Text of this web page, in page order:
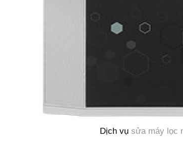
Dịch vụ sửa máy lọc